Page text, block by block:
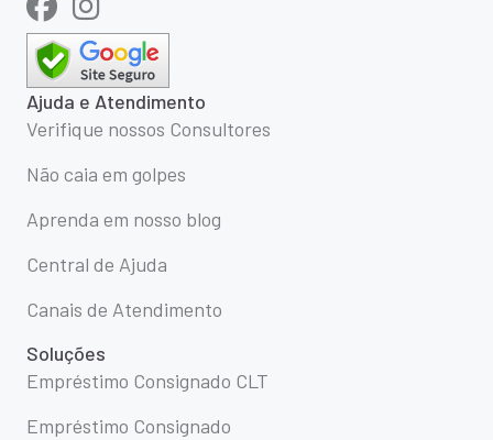
Ajuda e Atendimento
Verifique nossos Consultores
Não caia em golpes
Aprenda em nosso blog
Central de Ajuda
Canais de Atendimento
Soluções
Empréstimo Consignado CLT
Empréstimo Consignado